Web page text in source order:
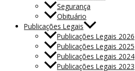
Segurança
Obituário
Publicações Legais
Publicações Legais 2026
Publicações Legais 2025
Publicações Legais 2024
Publicações Legais 2023